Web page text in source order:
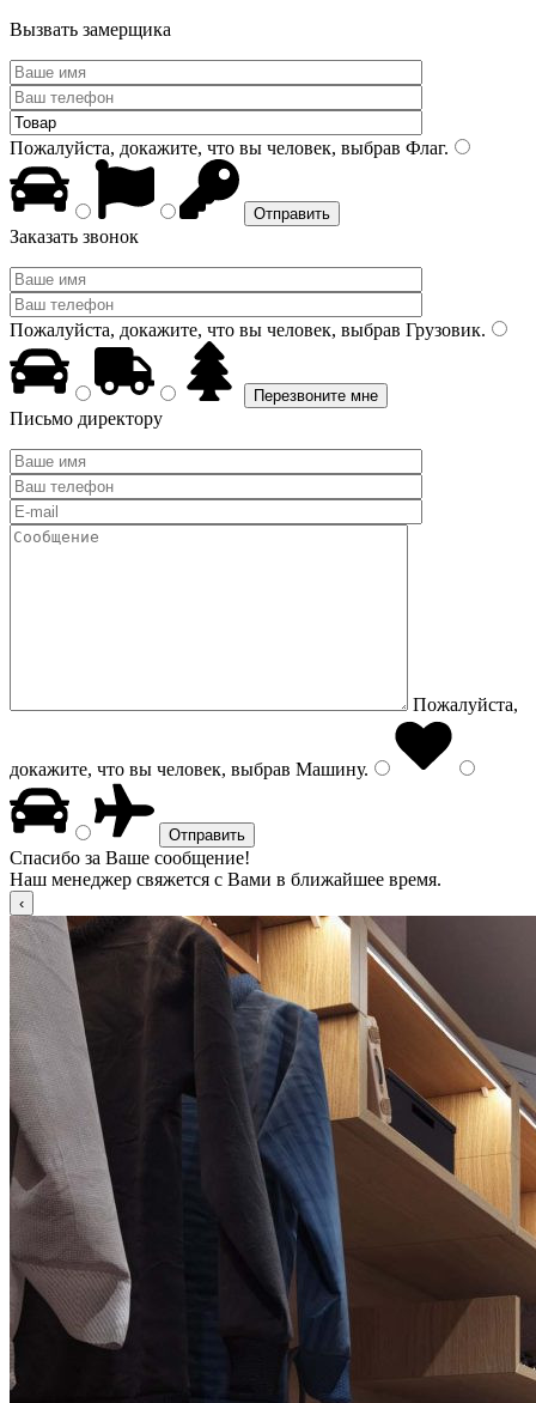
Вызвать замерщика
Пожалуйста, докажите, что вы человек, выбрав Флаг.
Заказать звонок
Пожалуйста, докажите, что вы человек, выбрав Грузовик.
Письмо директору
Пожалуйста,
докажите, что вы человек, выбрав Машину.
Спасибо за Ваше сообщение!
Наш менеджер свяжется с Вами в ближайшее время.